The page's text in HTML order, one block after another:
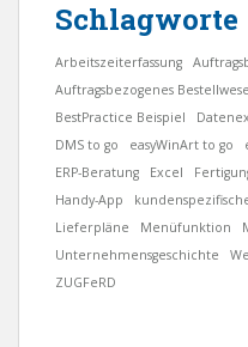
Schlagworte
Arbeitszeiterfassung
Auftragsbezogenes
BestPractice Beispiel
DMS to go
easyWinArt to go
ERP-Beratung
Excel
Handy-App
Lieferpläne
Menüfunktion
Unternehmensgeschichte
ZUGFeRD